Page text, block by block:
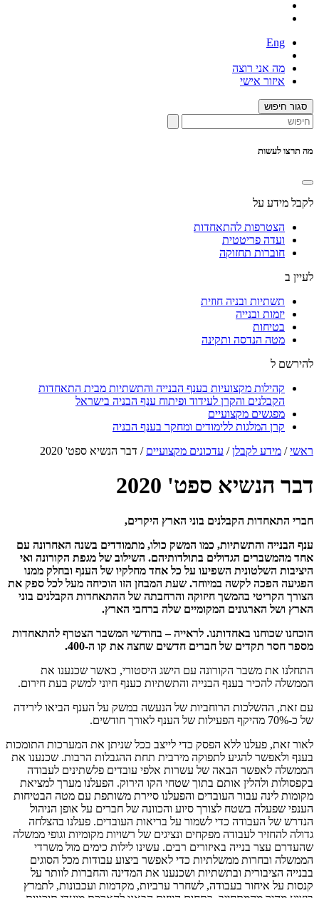
Eng
מה אני רוצה
איזור אישי
סגור חיפוש
מה תרצו לעשות
לקבל מידע על
הצטרפות להתאחדות
ועדה פריטטית
חוברות תחזוקה
לעיין ב
תשתיות ובניה חוזית
יזמות ובנייה
בטיחות
מטה הנדסה ותקינה
להירשם ל
קהילות מקצועיות בענף הבנייה והתשתיות מבית התאחדות
הקבלנים והקרן לעידוד ופיתוח ענף הבניה בישראל
מפגשים מקצועיים
קרן המלגות ללימודים ומחקר בענף הבניה
ראשי/ מידע לקבלן/ עדכונים מקצועיים / דבר הנשיא ספט' 2020
דבר הנשיא ספט' 2020
חברי התאחדות הקבלנים בוני הארץ היקרים,
ענף הבנייה והתשתיות, כמו המשק כולו, מתמודדים בשנה האחרונה עם
אחד מהמשברים הגדולים בתולדותיהם. השילוב של מגפת הקורונה ואי
היציבות השלטונית השפיעו על כל אחד מחלקיו של הענף ובחלק ממנו
הפגיעה הפכה לקשה במיוחד. שעת המבחן הזו הוכיחה מעל לכל ספק את
הצורך הקריטי בהמשך חיזוקה והרחבתה של ההתאחדות הקבלנים בוני
הארץ ושל הארגונים המקומיים שלה ברחבי הארץ.
הוכחנו שכוחנו באחדותנו. לראייה – בחודשי המשבר הצטרף להתאחדות
מספר חסר תקדים של חברים חדשים שחצה את קו ה-400.
התחלנו את משבר הקורונה עם הישג היסטורי, כאשר שכנענו את
הממשלה להכיר בענף הבנייה והתשתיות כענף חיוני למשק בעת חירום.
עם זאת, ההשלכות הרוחביות של הנעשה במשק על הענף הביאו לירידה
של כ-70% מהיקף הפעילות של הענף לאורך חודשים.
לאור זאת, פעלנו ללא הפסק כדי לייצב ככל שניתן את המערכות התומכות
בענף ולאפשר להגיע לתפוקה מירבית תחת ההגבלות הרבות. שכנענו את
הממשלה לאפשר הבאה של עשרות אלפי עובדים פלשתינים לעבודה
בקפסולות ולהלין אותם בתוך שטחי הקו הירוק. הפעלנו מערך למציאת
מקומות לינה עבור העובדים והפעלנו סיירת משותפת עם מטה הבטיחות
הענפי שפעלה בשטח לצורך סיוע והכוונה של חברים על אופן הניהול
הנדרש של העבודה כדי לשמור על בריאות העובדים. פעלנו בהצלחה
גדולה להחזיר לעבודה מפקחים ונציגים של רשויות מקומיות וגופי ממשלה
שהעדרם עצר בנייה באיזורים רבים. עשינו לילות כימים מול משרדי
הממשלה ובחרות ממשלתיות כדי לאפשר ביצוע עבודות מכל הסוגים
בבנייה הציבורית ובתשתיות ושכנענו את המדינה והחברות לוותר על
קנסות על איחור בעבודה, לשחרר ערביות, מקדמות ועכבונות, לתמרץ